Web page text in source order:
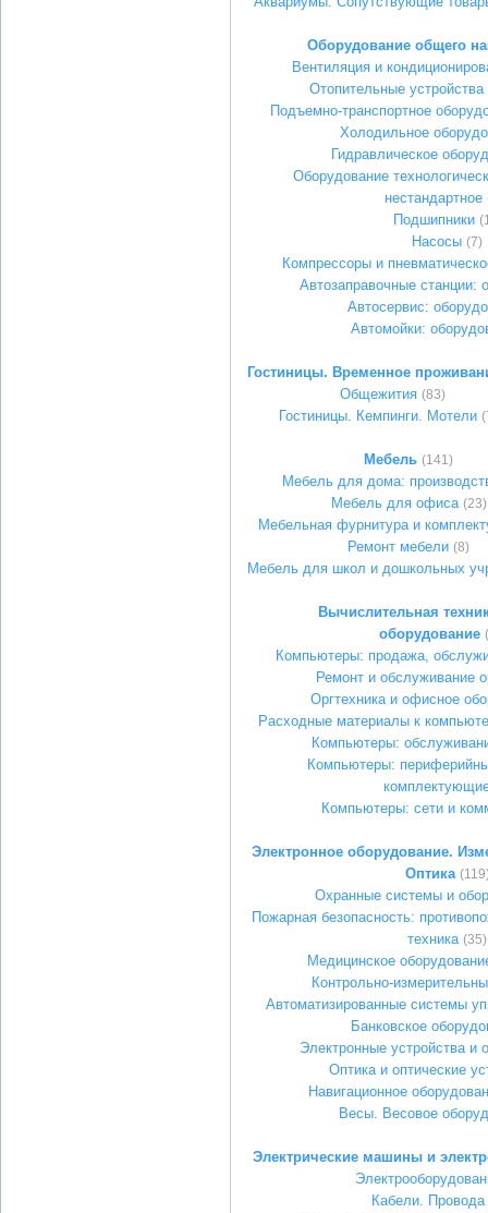
Оборудование общего
Вентиляция и
Отопительные
Подъемно-транспортное
Холодильное
Гидравлическое
Оборудование
нестандартное
Подшипники
Насосы (7)
Компрессоры и
Автозаправочные станции:
Автосервис:
Автомойки:
Гостиницы. Временное
Общежития (83)
Гостиницы. Кемпинги. Мотели
Мебель (141)
Мебель для дома:
Мебель для офиса (23)
Мебельная фурнитура и
Ремонт мебели (8)
Мебель для школ и дошкольных
Вычислительная
оборудование
Компьютеры: продажа,
Ремонт и обслуживание
Оргтехника и офисное
Расходные материалы к
Компьютеры:
Компьютеры:
Компьютеры: сети и
Электронное оборудование.
Оптика
Охранные системы и
Пожарная безопасность:
техника (35)
Медицинское
Контрольно-
Автоматизированные системы
Банковское
Электронные устройства и
Оптика и оптические
Навигационное
Весы. Весовое
Электрические машины и
Кабели. Провода